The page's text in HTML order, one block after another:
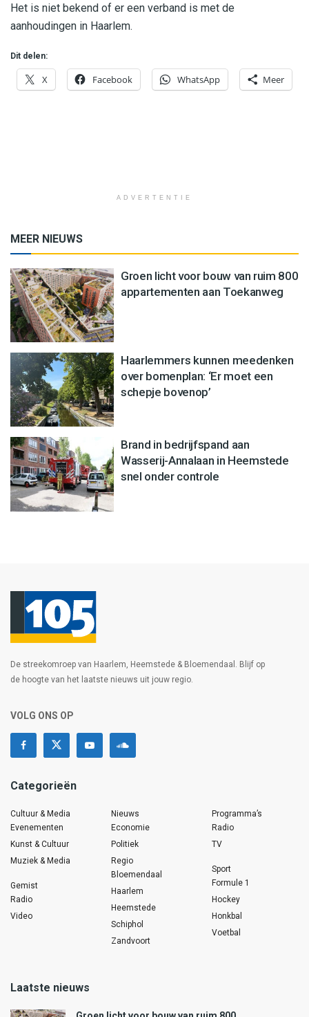
Het is niet bekend of er een verband is met de
aanhoudingen in Haarlem.
Dit delen:
X Facebook WhatsApp Meer
ADVERTENTIE
MEER NIEUWS
Groen licht voor bouw van ruim 800
appartementen aan Toekanweg
Haarlemmers kunnen meedenken
over bomenplan: ‘Er moet een
schepje bovenop’
Brand in bedrijfspand aan
Wasserij-Annalaan in Heemstede
snel onder controle
De streekomroep van Haarlem, Heemstede & Bloemendaal. Blijf op
de hoogte van het laatste nieuws uit jouw regio.
VOLG ONS OP
Categorieën
Cultuur & Media
Evenementen
Kunst & Cultuur
Muziek & Media
Gemist
Radio
Video
Nieuws
Economie
Politiek
Regio
Bloemendaal
Haarlem
Heemstede
Schiphol
Zandvoort
Programma’s
Radio
TV
Sport
Formule 1
Hockey
Honkbal
Voetbal
Laatste nieuws